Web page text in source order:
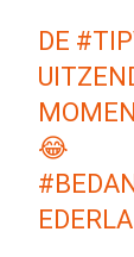
DE
😂